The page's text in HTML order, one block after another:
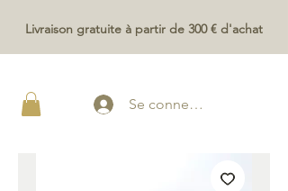
Livraison gratuite à partir de 300 € d'achat
Se connecter